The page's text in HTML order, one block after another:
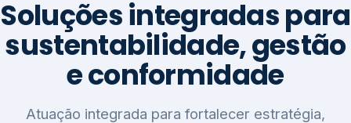
Soluções integradas para
sustentabilidade, gestão
e conformidade
Atuação integrada para fortalecer estratégia,